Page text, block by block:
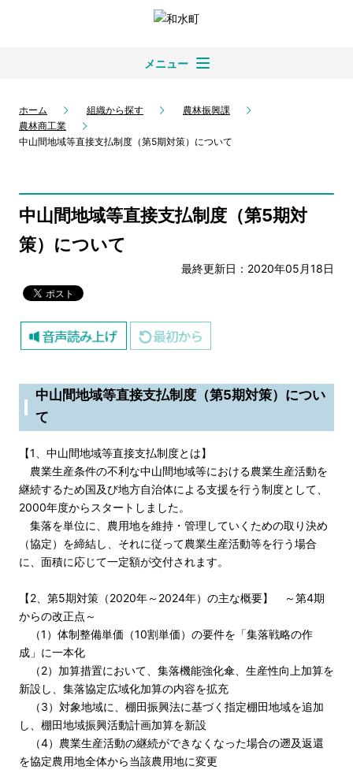
メニュー
ホーム 組織から探す
農林振興課
農林商工業
中山間地域等直接支払制度（第5期対策）について
中山間地域等直接支払制度（第5期対
策）について
最終更新日：2020年05月18日
中山間地域等直接支払制度（第5期対策）につい
て
【1、中山間地域等直接支払制度とは】
農業生産条件の不利な中山間地域等における農業生産活動を
継続するため国及び地方自治体による支援を行う制度として、
2000年度からスタートしました。
集落を単位に、農用地を維持・管理していくための取り決め
（協定）を締結し、それに従って農業生産活動等を行う場合
に、面積に応じて一定額が交付されます。
【2、第5期対策（2020年～2024年）の主な概要】 ～第4期
からの改正点～
（1）体制整備単価（10割単価）の要件を「集落戦略の作
成」に一本化
（2）加算措置において、集落機能強化傘、生産性向上加算を
新設し、集落協定広域化加算の内容を拡充
（3）対象地域に、棚田振興法に基づく指定棚田地域を追加
し、棚田地域振興活動計画加算を新設
（4）農業生産活動の継続ができなくなった場合の遡及返還
を協定農用地全体から当該農用地に変更